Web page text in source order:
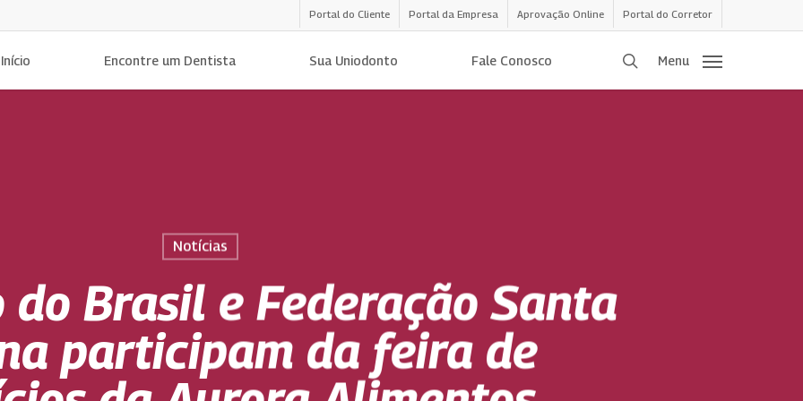
Portal do Cliente Portal da Empresa Aprovação Online Portal do Corretor
Início Encontre um Dentista Sua Uniodonto Fale Conosco procurar
Menu
Notícias
Brasil e Federação Santa
participam da feira de